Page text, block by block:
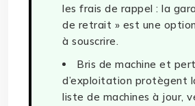
les frais de rappel : la
de retrait » est une
à souscrire.
Bris de machine et
d’exploitation protègent
liste de machines à jour,